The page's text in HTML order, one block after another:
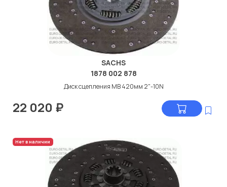
SACHS
1878 002 878
Диск сцепления МВ 420мм 2"-10N
22 020 ₽
Нет в наличии